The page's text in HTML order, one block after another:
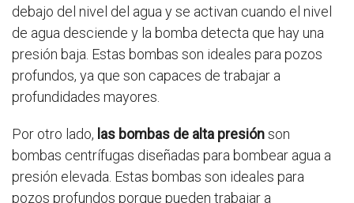
debajo del nivel del agua y se activan cuando el nivel
de agua desciende y la bomba detecta que hay una
presión baja. Estas bombas son ideales para pozos
profundos, ya que son capaces de trabajar a
profundidades mayores.
Por otro lado, las bombas de alta presiónson
bombas centrífugas diseñadas para bombear agua a
presión elevada. Estas bombas son ideales para
pozos profundos porque pueden trabajar a